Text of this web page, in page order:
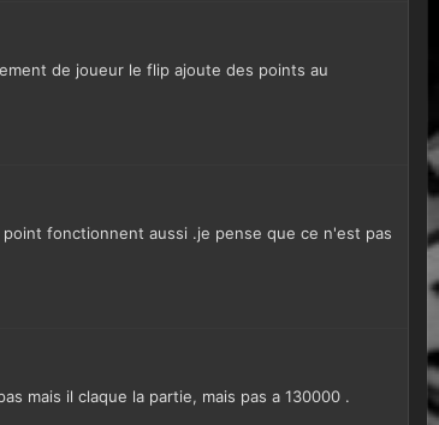
de joueur le flip ajoute des points au
fonctionnent aussi .je pense que ce n'est pas
mais il claque la partie, mais pas a 130000 .